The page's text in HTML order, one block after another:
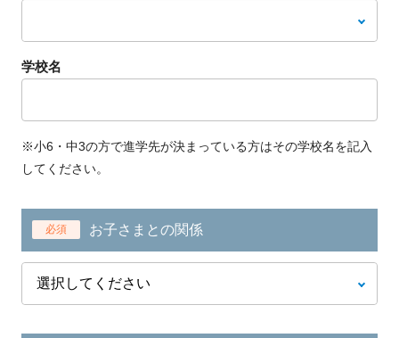
学校名
※小6・中3の方で進学先が決まっている方はその学校名を記入
してください。
必須 お子さまとの関係